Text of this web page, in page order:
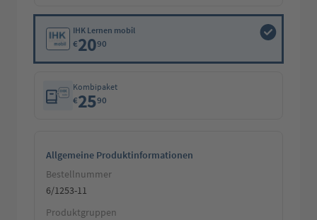
IHK Lernen mobil
€2090
Kombipaket
€2590
Allgemeine Produktinformationen
Bestellnummer
6/1253-11
Produktgruppen